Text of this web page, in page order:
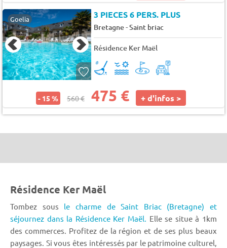
Goelia 3 PIECES 6 PERS. PLUS
Bretagne-Saint briac
Résidence Ker Maël
- 15 % 560 € 475 € + d'infos >
Résidence Ker Maël
Tombez sous le charme de Saint Briac (Bretagne) et
séjournez dans la Résidence Ker Maël. Elle se situe à 1km
des commerces. Profitez de la région et de ses plus beaux
paysages. Si vous êtes intéressés par le patrimoine culturel,